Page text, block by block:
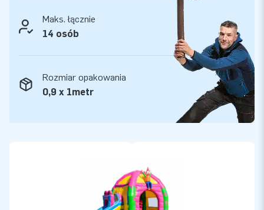
Maks. łącznie
14 osób
Rozmiar opakowania
0,9 x 1metr